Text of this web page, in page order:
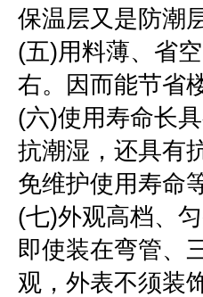
保温层又是防潮
(五)用料薄、省
右。因而能节省
(六)使用寿命长
抗潮湿，还具有
免维护使用寿命
(七)外观高档、
即使装在弯管、
观，外表不须装